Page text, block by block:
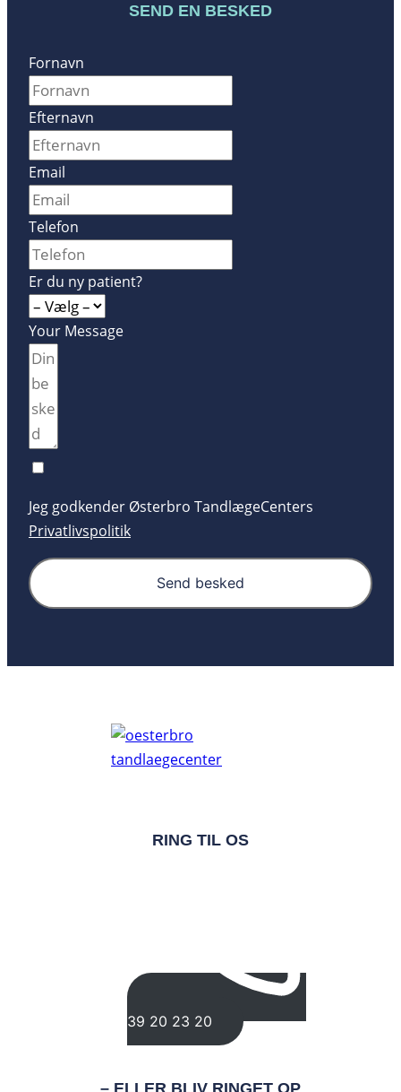
SEND EN BESKED
Fornavn
Efternavn
Email
Telefon
Er du ny patient?
Your Message
Jeg godkender Østerbro TandlægeCenters
Privatlivspolitik
Send besked
RING TIL OS
39 20 23 20
– ELLER BLIV RINGET OP